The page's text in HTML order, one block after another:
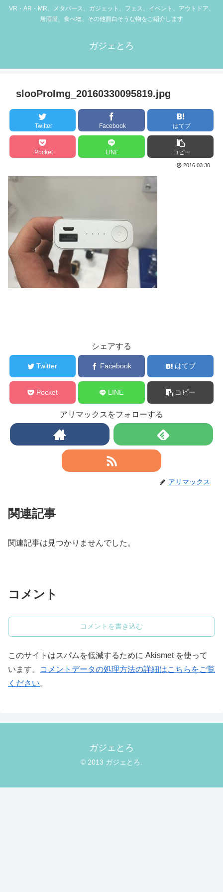
VR・AR・MR、メタバース、ガジェット、フェス、イベント、アウトドア、
居酒屋、食べ物、その他面白そうな物をご紹介します
ガジェとろ
slooProImg_20160330095819.jpg
Twitter Facebook はてブ
Pocket LINE コピー
2016.03.30
シェアする
Twitter Facebook はてブ
Pocket LINE コピー
アリマックスをフォローする
アリマックス
関連記事
関連記事は見つかりませんでした。
コメント
コメントを書き込む
このサイトはスパムを低減するために Akismet を使って
います。
コメントデータの処理方法の詳細はこちらをご覧
ください。
ガジェとろ
© 2013 ガジェとろ.